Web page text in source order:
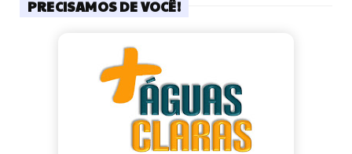
PRECISAMOS DE VOCÊ!